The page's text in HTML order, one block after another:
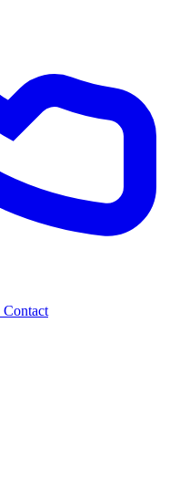
Contact